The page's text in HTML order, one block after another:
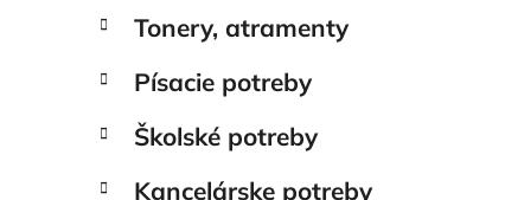
č
ý
a
n
e
ó
i
Tonery, atramenty
Písacie potreby
Školské potreby
Kancelárske potreby